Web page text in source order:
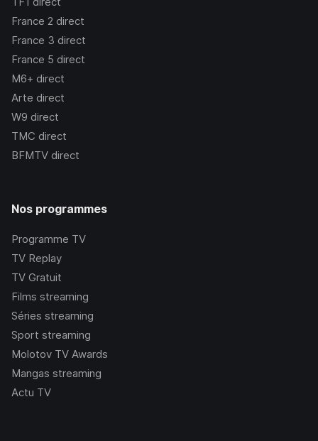
France 2 direct
France 3 direct
France 5 direct
M6+ direct
Arte direct
W9 direct
TMC direct
BFMTV direct
Nos programmes
Programme TV
TV Replay
TV Gratuit
Films streaming
Séries streaming
Sport streaming
Molotov TV Awards
Mangas streaming
Actu TV